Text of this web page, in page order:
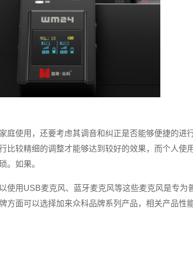
庭使用，还要考虑其调音和纠正是否能够便捷的进
比较精细的调整才能够达到较好的效果，而个人使
。如果。
使用USB麦克风、蓝牙麦克风等这些麦克风是专为
方面可以选择加来众科品牌系列产品，相关产品性